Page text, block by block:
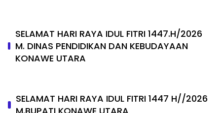
SELAMAT HARI RAYA IDUL FITRI 1447.H/2026
M. DINAS PENDIDIKAN DAN KEBUDAYAAN
KONAWE UTARA
SELAMAT HARI RAYA IDUL FITRI 1447 H//2026